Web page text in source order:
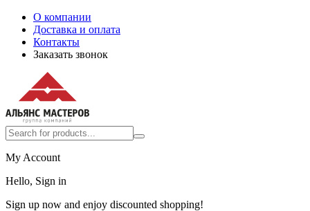
О компании
Доставка и оплата
Контакты
Заказать звонок
My Account
Hello, Sign in
Sign up now and enjoy discounted shopping!